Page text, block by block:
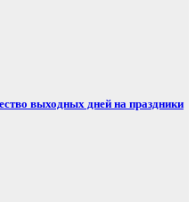
выходных дней на праздники